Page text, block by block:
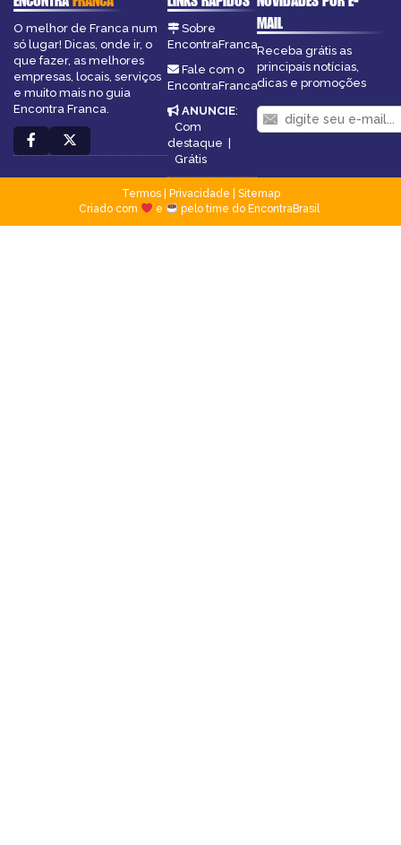
O melhor de Franca num
só lugar! Dicas, onde ir, o
que fazer, as melhores
empresas, locais, serviços
e muito mais no guia
Encontra Franca.
Sobre
EncontraFranca
Fale com o
EncontraFranca
ANUNCIE:
Com
destaque |
Grátis
MAIL
Receba grátis as
principais notícias,
dicas e promoções
Termos| Privacidade
Sitemap
Criado com
e pelo time do EncontraBrasil